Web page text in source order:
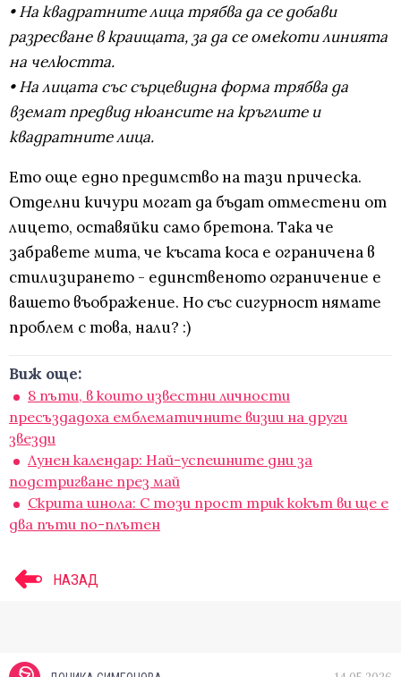
• На квадратните лица трябва да се добави
разресване в краищата, за да се омекоти линията
на челюстта.
• На лицата със сърцевидна форма трябва да
вземат предвид нюансите на кръглите и
квадратните лица.
Ето още едно предимство на тази прическа.
Отделни кичури могат да бъдат отместени от
лицето, оставяйки само бретона. Така че
забравете мита, че късата коса е ограничена в
стилизирането - единственото ограничение е
вашето въображение. Но със сигурност нямате
проблем с това, нали? :)
Виж още:
8 пъти, в които известни личности
пресъздадоха емблематичните визии на други
звезди
Лунен календар: Най-успешните дни за
подстригване през май
Скрита шнола: С този прост трик кокът ви ще е
два пъти по-плътен
НАЗАД